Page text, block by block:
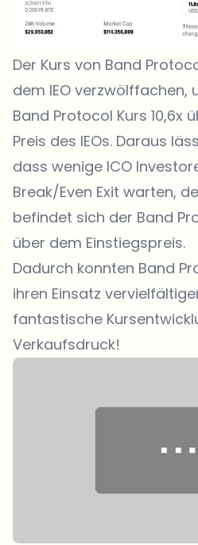
Der Kurs von Band
dem IEO verzwölffachen,
Band Protocol Kurs 10,6x
Preis des IEOs. Daraus
dass wenige ICO
Break/Even Exit warten,
befindet sich der Band
über dem Einstiegspreis.
Dadurch konnten Band
ihren Einsatz
fantastische
Verkaufsdruck!